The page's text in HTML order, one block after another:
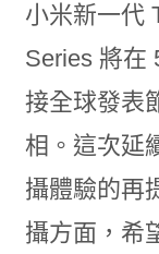
小米新一代
Series 將在
接全球發表
相。這次延
攝體驗的再
攝方面，希